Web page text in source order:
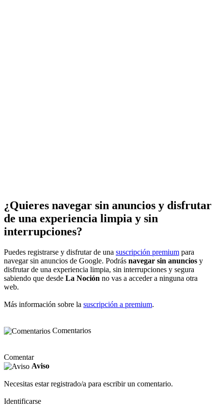
¿Quieres navegar sin anuncios y disfrutar
de una experiencia limpia y sin
interrupciones?
Puedes registrarse y disfrutar de una suscripción premium para
navegar sin anuncios de Google. Podrás navegar sin anuncios y
disfrutar de una experiencia limpia, sin interrupciones y segura
sabiendo que desde La Noción no vas a acceder a ninguna otra
web.
Más información sobre la suscripción a premium.
Comentarios
Comentar
Aviso
Necesitas estar registrado/a para escribir un comentario.
Identificarse